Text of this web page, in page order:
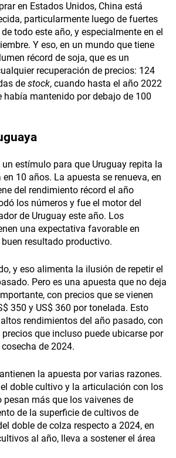
en Estados Unidos, China está
particularmente luego de fuertes
todo este año, y especialmente en el
Y eso, en un mundo que tiene
récord de soja, que es un
recuperación de precios: 124
de stock, cuando hasta el año 2022
había mantenido por debajo de 100
estímulo para que Uruguay repita la
10 años. La apuesta se renueva, en
del rendimiento récord el año
los números y fue el motor del
de Uruguay este año. Los
una expectativa favorable en
resultado productivo.
y eso alimenta la ilusión de repetir el
Pero es una apuesta que no deja
con precios que se vienen
350 y US$ 360 por tonelada. Esto
rendimientos del año pasado, con
que incluso puede ubicarse por
de 2024.
la apuesta por varias razones.
doble cultivo y la articulación con los
más que los vaivenes de
de la superficie de cultivos de
doble de colza respecto a 2024, en
al año, lleva a sostener el área